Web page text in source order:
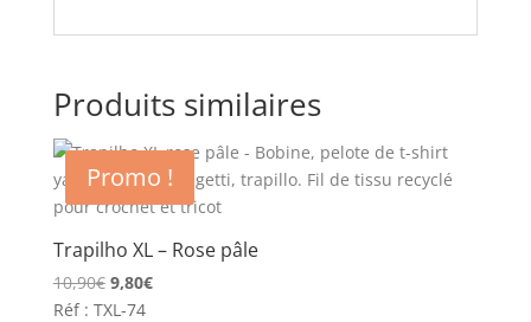
Produits similaires
Promo !
Trapilho XL – Rose pâle
10,90€ Le
prix
9,80€Le
Réf : TXL-74